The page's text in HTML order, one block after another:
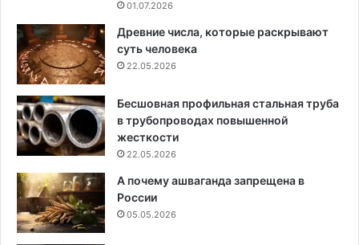
01.07.2026
Древние числа, которые раскрывают
суть человека
22.05.2026
Бесшовная профильная стальная труба
в трубопроводах повышенной
жесткости
22.05.2026
А почему ашваганда запрещена в
России
05.05.2026